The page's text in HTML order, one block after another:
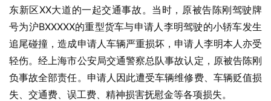
东新区XX大道的一起交通事故。当时，原被告陈刚驾驶牌
号为沪BXXXXX的重型货车与申请人李明驾驶的小轿车发生
追尾碰撞，造成申请人车辆严重损坏，申请人李明本人亦受
轻伤。经上海市公安局交通警察总队事故认定，原被告陈刚
负事故全部责任。申请人因此遭受车辆维修费、车辆贬值损
失、交通费、误工费、精神损害抚慰金等各项损失。